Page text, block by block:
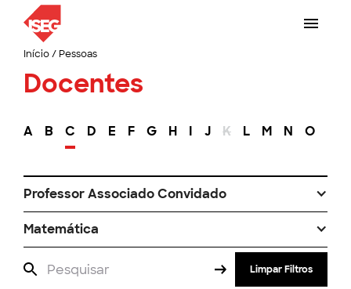
Início/ Pessoas
Docentes
A B C D E F G H I J K L M N O
Professor Associado Convidado
Matemática
Limpar Filtros